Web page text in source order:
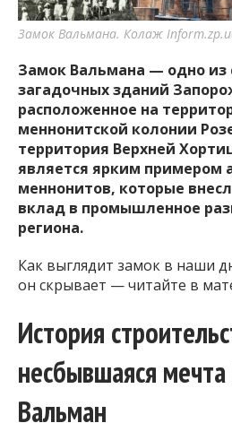
важную
города
Замок Вальмана. Колаж
Замок Вальмана — одно
загадочных зданий
расположенное на
меннонитской колонии
территория Верхней
является ярким примером
меннонитов, которые
вклад в промышленное
региона.
Как выглядит замок в наши
он скрывает — читайте в
История
несбывшаяся
Вальман